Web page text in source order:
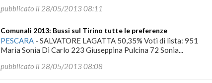
pubblicato il 28/05/2013 08:11
Comunali 2013: Bussi sul Tirino tutte le preferenze
PESCARA - SALVATORE LAGATTA 50,35% Voti di lista: 951
Maria Sonia Di Carlo 223 Giuseppina Pulcina 72 Sonia...
pubblicato il 28/05/2013 08:08